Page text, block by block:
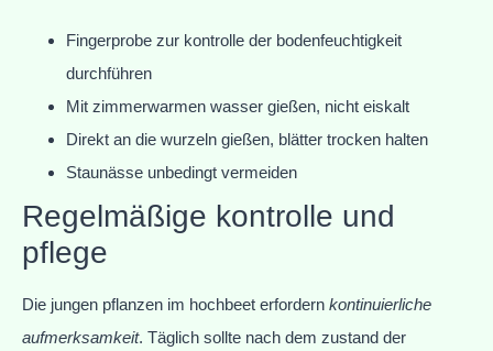
Fingerprobe zur kontrolle der bodenfeuchtigkeit
durchführen
Mit zimmerwarmen wasser gießen, nicht eiskalt
Direkt an die wurzeln gießen, blätter trocken halten
Staunässe unbedingt vermeiden
Regelmäßige kontrolle und
pflege
Die jungen pflanzen im hochbeet erfordern kontinuierliche
aufmerksamkeit. Täglich sollte nach dem zustand der